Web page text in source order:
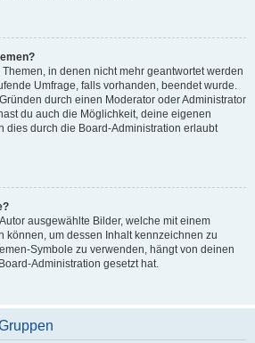
in denen nicht mehr geantwortet werden
Umfrage, falls vorhanden, beendet wurde.
durch einen Moderator oder Administrator
du auch die Möglichkeit, deine eigenen
dies durch die Board-Administration erlaubt
ausgewählte Bilder, welche mit einem
können, um dessen Inhalt kennzeichnen zu
Symbole zu verwenden, hängt von deinen
Administration gesetzt hat.